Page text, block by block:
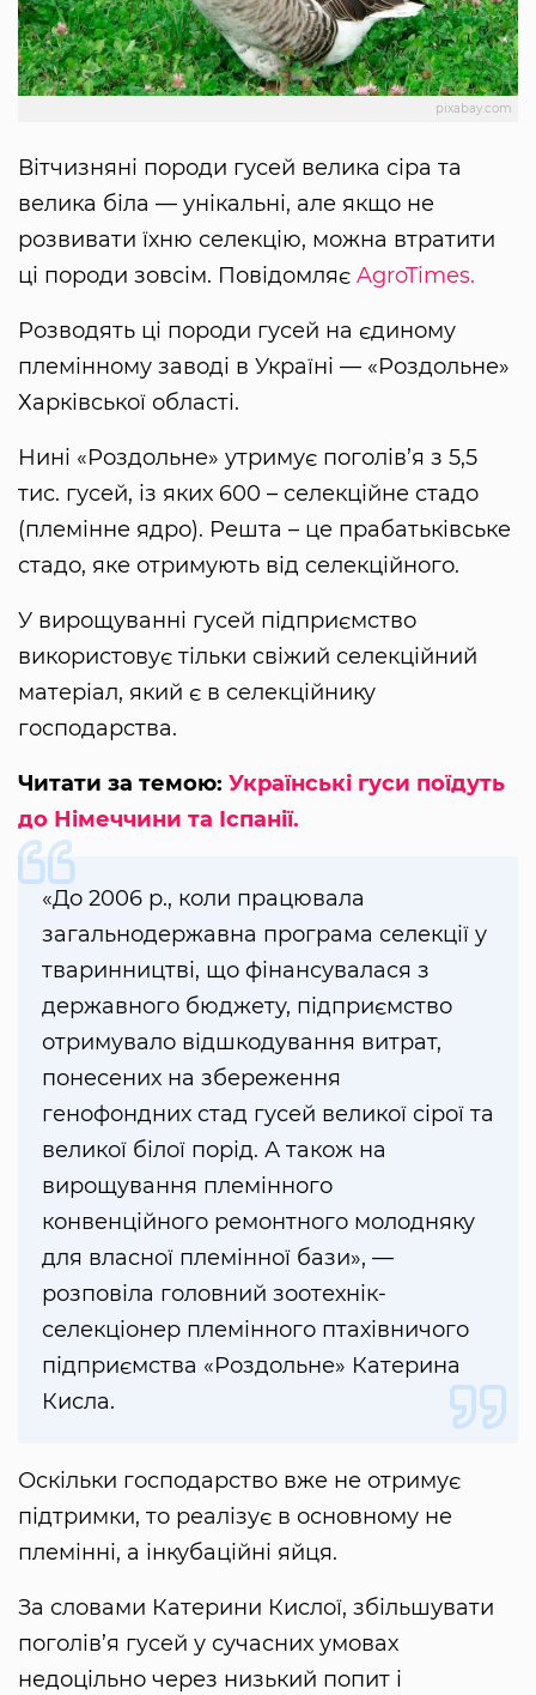
pixabay.com
Вітчизняні породи гусей велика сіра та
велика біла — унікальні, але якщо не
розвивати їхню селекцію, можна втратити
ці породи зовсім. Повідомляє AgroTimes.
Розводять ці породи гусей на єдиному
племінному заводі в Україні — «Роздольне»
Харківської області.
Нині «Роздольне» утримує поголів’я з 5,5
тис. гусей, із яких 600 – селекційне стадо
(племінне ядро). Решта – це прабатьківське
стадо, яке отримують від селекційного.
У вирощуванні гусей підприємство
використовує тільки свіжий селекційний
матеріал, який є в селекційнику
господарства.
Читати за темою: Українські гуси поїдуть
до Німеччини та Іспанії.
«До 2006 р., коли працювала
загальнодержавна програма селекції у
тваринництві, що фінансувалася з
державного бюджету, підприємство
отримувало відшкодування витрат,
понесених на збереження
генофондних стад гусей великої сірої та
великої білої порід. А також на
вирощування племінного
конвенційного ремонтного молодняку
для власної племінної бази», —
розповіла головний зоотехнік-
селекціонер племінного птахівничого
підприємства «Роздольне» Катерина
Кисла.
Оскільки господарство вже не отримує
підтримки, то реалізує в основному не
племінні, а інкубаційні яйця.
За словами Катерини Кислої, збільшувати
поголів’я гусей у сучасних умовах
недоцільно через низький попит і